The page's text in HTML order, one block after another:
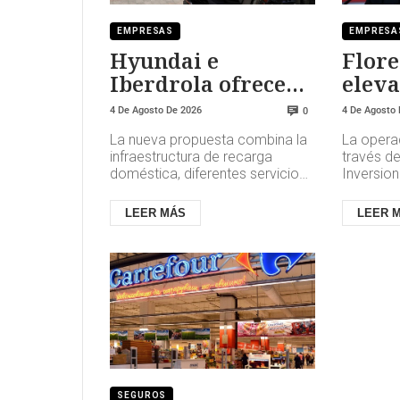
EMPRESAS
Hyundai e
Iberdrola ofrecen
hasta 10.000
kilómetros de
recarga gratuita
4 De Agosto De 2026 0
La nueva propuesta combina la
infraestructura de recarga
doméstica, diferentes servicios
económicos. En concreto, los
comp...
LEER MÁS
ACS
15%
4 De Agosto
La
través
...
LEER
SEGUROS